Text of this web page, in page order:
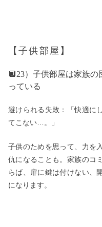
【子供部屋】
🔲23）子供部屋は家族
っている
避けられる失敗：「快適に
てこない…。」
子供のためを思って、力を
仇になることも。家族のコ
らば、扉に鍵は付けない、
になります。